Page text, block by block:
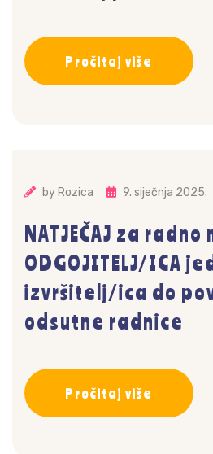
Pročitaj više
by Rozica 9. siječnja 2025.
NATJEČAJ za radno
ODGOJITELJ/ICA
izvršitelj/ica do
odsutne radnice
Pročitaj više